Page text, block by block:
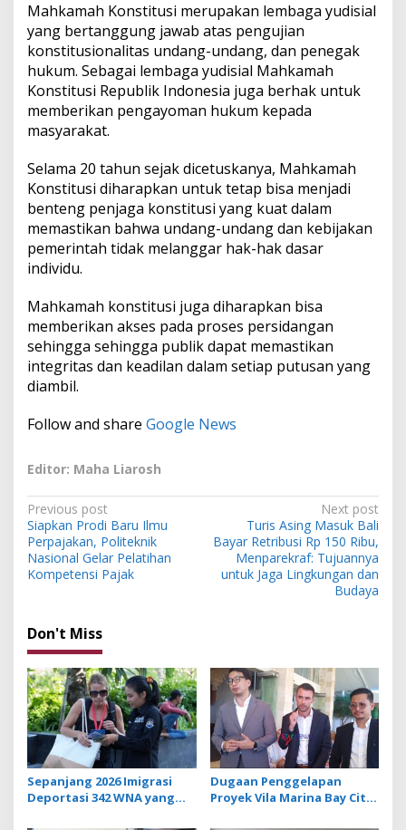
Mahkamah Konstitusi merupakan lembaga yudisial
yang bertanggung jawab atas pengujian
konstitusionalitas undang-undang, dan penegak
hukum. Sebagai lembaga yudisial Mahkamah
Konstitusi Republik Indonesia juga berhak untuk
memberikan pengayoman hukum kepada
masyarakat.
Selama 20 tahun sejak dicetuskanya, Mahkamah
Konstitusi diharapkan untuk tetap bisa menjadi
benteng penjaga konstitusi yang kuat dalam
memastikan bahwa undang-undang dan kebijakan
pemerintah tidak melanggar hak-hak dasar
individu.
Mahkamah konstitusi juga diharapkan bisa
memberikan akses pada proses persidangan
sehingga sehingga publik dapat memastikan
integritas dan keadilan dalam setiap putusan yang
diambil.
Follow and share Google News
Editor: Maha Liarosh
P
o
s
t
a
v
i
g
a
t
i
Previous post
Siapkan Prodi Baru Ilmu
Perpajakan, Politeknik
Nasional Gelar Pelatihan
Kompetensi Pajak
Next post
Turis Asing Masuk Bali
Bayar Retribusi Rp 150 Ribu,
Menparekraf: Tujuannya
untuk Jaga Lingkungan dan
Budaya
Don't Miss
Sepanjang 2026 Imigrasi
Deportasi 342 WNA yang
Dugaan Penggelapan
Proyek Vila Marina Bay City